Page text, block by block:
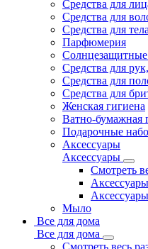
Средства для
Средства для
Средства для тела
Парфюмерия
Солнцезащитные
Средства для
Средства для
Средства для
Женская гигиена
Ватно-бумажная
Подарочные
Аксессуары
Аксессуары
Смотреть
Мыло
Все для дома
Все для дома
Смотреть весь